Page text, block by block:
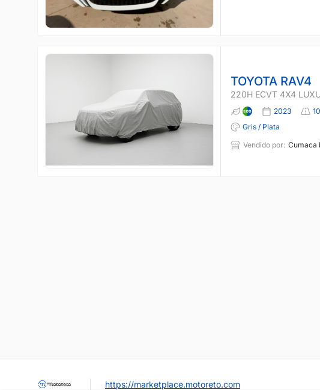
TOYOTA RAV4
220H ECVT 4X4
2023
Gris / Plata
Vendido por: Cumaca
https://marketplace.motoreto.com